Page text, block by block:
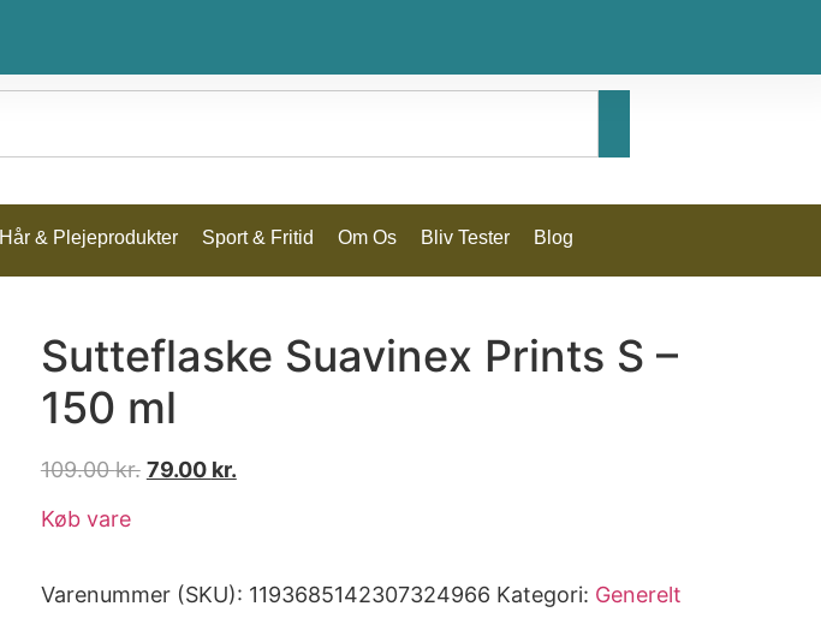
Hår & Plejeprodukter Sport & Fritid Om Os Bliv Tester Blog
Sutteflaske Suavinex Prints S –
150 ml
109.00kr. 79.00 kr.
Køb vare
Varenummer (SKU): 1193685142307324966 Kategori: Generelt